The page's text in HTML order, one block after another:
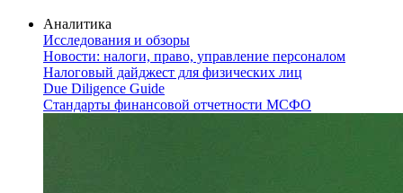
Аналитика
Исследования и обзоры
Новости: налоги, право, управление персоналом
Налоговый дайджест для физических лиц
Due Diligence Guide
Стандарты финансовой отчетности МСФО